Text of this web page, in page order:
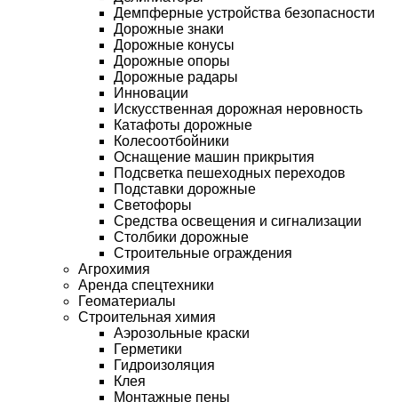
Демпферные устройства безопасности
Дорожные знаки
Дорожные конусы
Дорожные опоры
Дорожные радары
Инновации
Искусственная дорожная неровность
Катафоты дорожные
Колесоотбойники
Оснащение машин прикрытия
Подсветка пешеходных переходов
Подставки дорожные
Светофоры
Средства освещения и сигнализации
Столбики дорожные
Строительные ограждения
Агрохимия
Аренда спецтехники
Геоматериалы
Строительная химия
Аэрозольные краски
Герметики
Гидроизоляция
Клея
Монтажные пены